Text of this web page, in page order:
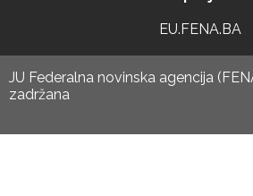
EU.FENA.BA
JU Federalna novinska agencija
zadržana